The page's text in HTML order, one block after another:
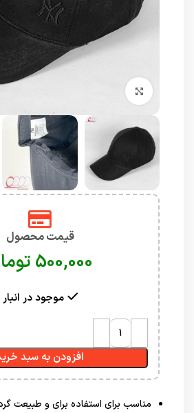
قیمت محصول
موجود در انبار
افزودن به سبد
مناسب برای استفاده برای و طبیعت